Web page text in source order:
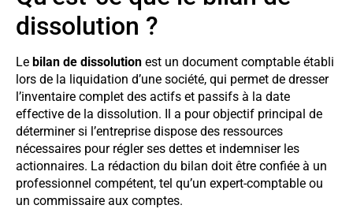
dissolution ?
Le bilan de dissolution est un document comptable établi
lors de la liquidation d’une société, qui permet de dresser
l’inventaire complet des actifs et passifs à la date
effective de la dissolution. Il a pour objectif principal de
déterminer si l’entreprise dispose des ressources
nécessaires pour régler ses dettes et indemniser les
actionnaires. La rédaction du bilan doit être confiée à un
professionnel compétent, tel qu’un expert-comptable ou
un commissaire aux comptes.